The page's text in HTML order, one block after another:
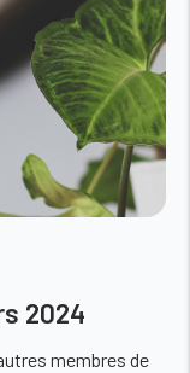
2024
membres de